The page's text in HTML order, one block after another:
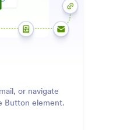
or navigate
Button element.